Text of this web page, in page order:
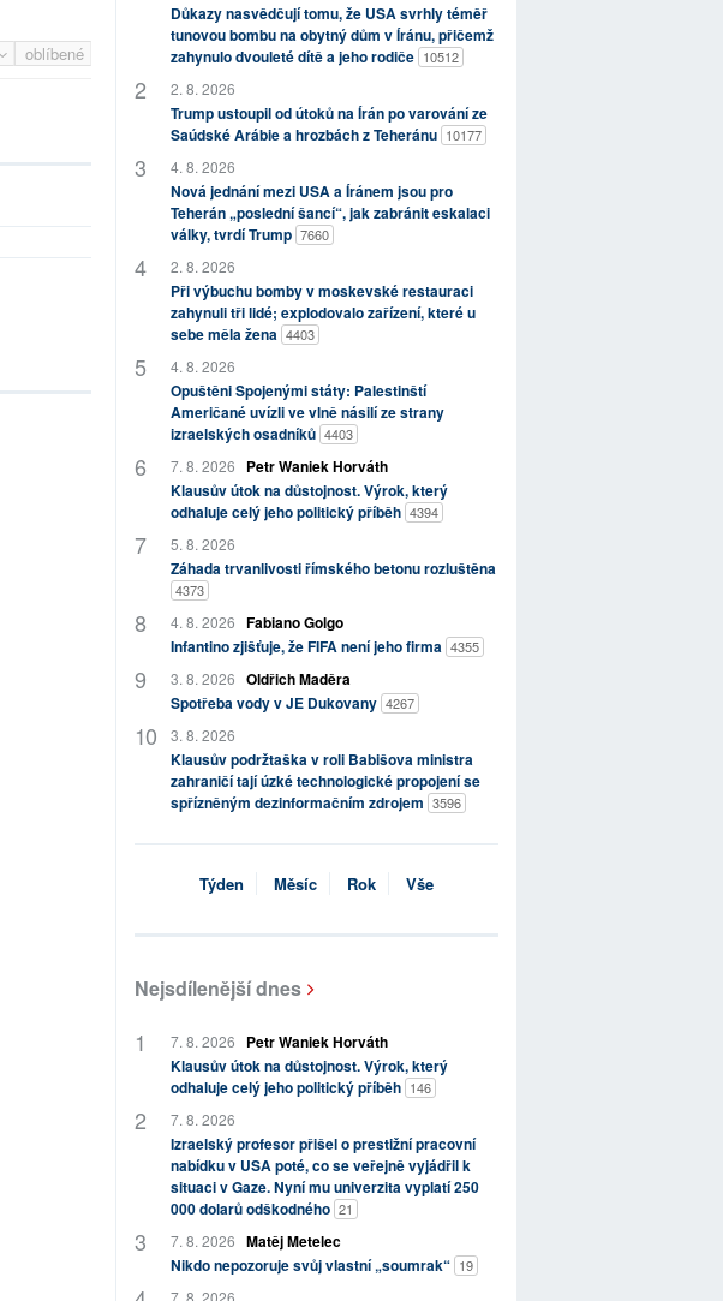
oblíbené
Důkazy nasvědčují tomu, že USA svrhly téměř
tunovou bombu na obytný dům v Íránu, přičemž
zahynulo dvouleté dítě a jeho rodiče 10512
2. 8. 2026
Trump ustoupil od útoků na Írán po varování ze
Saúdské Arábie a hrozbách z Teheránu 10177
4. 8. 2026
Nová jednání mezi USA a Íránem jsou pro
Teherán „poslední šancí“, jak zabránit eskalaci
války, tvrdí Trump 7660
2. 8. 2026
Při výbuchu bomby v moskevské restauraci
zahynuli tři lidé; explodovalo zařízení, které u
sebe měla žena 4403
4. 8. 2026
Opuštěni Spojenými státy: Palestinští
Američané uvízli ve vlně násilí ze strany
izraelských osadníků 4403
7. 8. 2026
Petr Waniek Horváth
Klausův útok na důstojnost. Výrok, který
odhaluje celý jeho politický příběh 4394
5. 8. 2026
Záhada trvanlivosti římského betonu rozluštěna
4373
4. 8. 2026 Fabiano Golgo
Infantino zjišťuje, že FIFA není jeho firma 4355
3. 8. 2026 Oldřich Maděra
Spotřeba vody v JE Dukovany 4267
3. 8. 2026
Klausův podržtaška v roli Babišova ministra
zahraničí tají úzké technologické propojení se
spřízněným dezinformačním zdrojem 3596
Týden Měsíc Rok Vše
Nejsdílenější dnes
7. 8. 2026
Petr Waniek Horváth
Klausův útok na důstojnost. Výrok, který
odhaluje celý jeho politický příběh 146
7. 8. 2026
Izraelský profesor přišel o prestižní pracovní
nabídku v USA poté, co se veřejně vyjádřil k
situaci v Gaze. Nyní mu univerzita vyplatí 250
000 dolarů odškodného 21
7. 8. 2026 Matěj Metelec
Nikdo nepozoruje svůj vlastní „soumrak“ 19
7. 8. 2026